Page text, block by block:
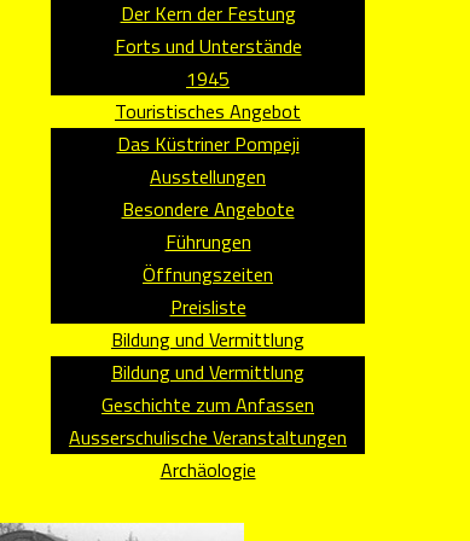
Der Kern der Festung
Forts und Unterstände
1945
Touristisches Angebot
Das Küstriner Pompeji
Ausstellungen
Besondere Angebote
Führungen
Öffnungszeiten
Preisliste
Bildung und Vermittlung
Bildung und Vermittlung
Geschichte zum Anfassen
Ausserschulische Veranstaltungen
Archäologie